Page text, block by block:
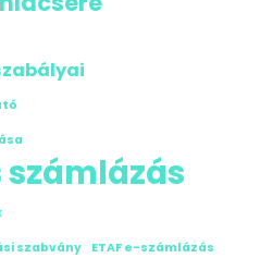
szabvány ETAF e-számlázás